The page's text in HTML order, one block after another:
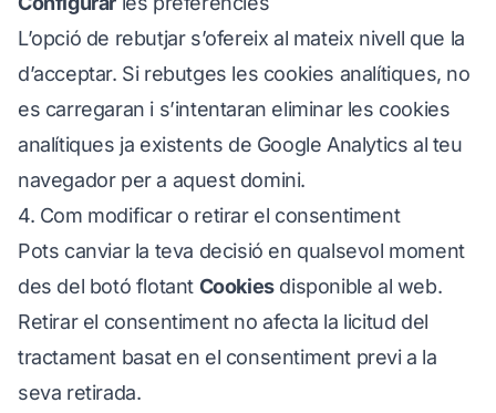
L’opció de rebutjar s’ofereix al mateix nivell que la
d’acceptar. Si rebutges les cookies analítiques, no
es carregaran i s’intentaran eliminar les cookies
analítiques ja existents de Google Analytics al teu
navegador per a aquest domini.
4. Com modificar o retirar el consentiment
Pots canviar la teva decisió en qualsevol moment
des del botó flotant Cookiesdisponible al web.
Retirar el consentiment no afecta la licitud del
tractament basat en el consentiment previ a la
seva retirada.